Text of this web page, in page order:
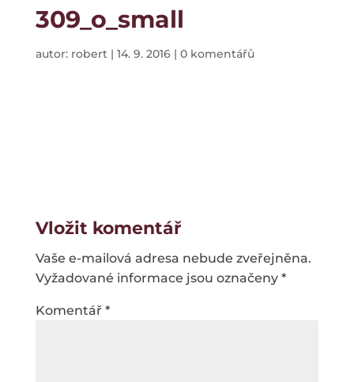
309_o_small
autor: robert| 14. 9. 2016| 0 komentářů
Vložit komentář
Vaše e-mailová adresa nebude zveřejněna.
Vyžadované informace jsou označeny *
Komentář *